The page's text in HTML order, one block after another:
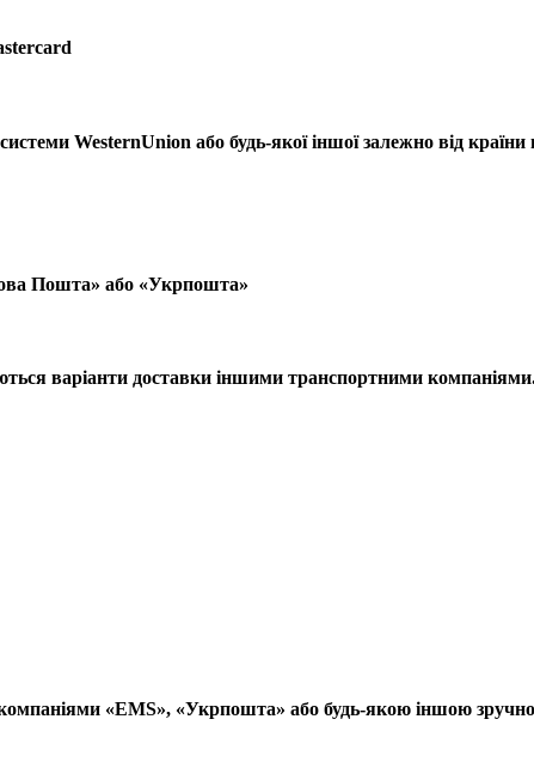
WesternUnion або будь-якої іншої залежно від країни
Пошта» або «Укрпошта»
варіанти доставки іншими транспортними
«EMS», «Укрпошта» або будь-якою іншою